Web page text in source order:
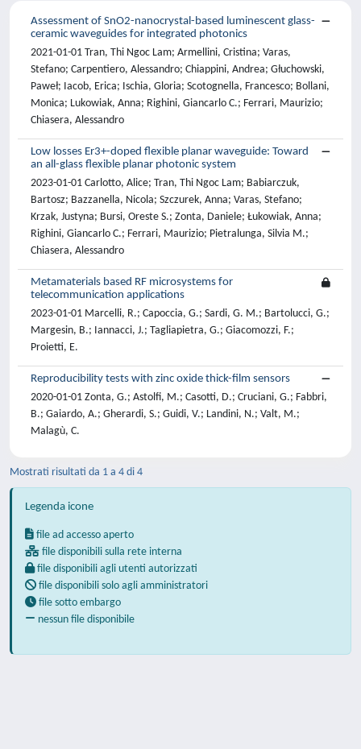
Assessment of SnO2-nanocrystal-based luminescent glass-
ceramic waveguides for integrated photonics
2021-01-01 Tran, Thi Ngoc Lam; Armellini, Cristina; Varas,
Stefano; Carpentiero, Alessandro; Chiappini, Andrea; Głuchowski,
Paweł; Iacob, Erica; Ischia, Gloria; Scotognella, Francesco; Bollani,
Monica; Lukowiak, Anna; Righini, Giancarlo C.; Ferrari, Maurizio;
Chiasera, Alessandro
Low losses Er3+-doped flexible planar waveguide: Toward
an all-glass flexible planar photonic system
2023-01-01 Carlotto, Alice; Tran, Thi Ngoc Lam; Babiarczuk,
Bartosz; Bazzanella, Nicola; Szczurek, Anna; Varas, Stefano;
Krzak, Justyna; Bursi, Oreste S.; Zonta, Daniele; Łukowiak, Anna;
Righini, Giancarlo C.; Ferrari, Maurizio; Pietralunga, Silvia M.;
Chiasera, Alessandro
Metamaterials based RF microsystems for
telecommunication applications
2023-01-01 Marcelli, R.; Capoccia, G.; Sardi, G. M.; Bartolucci, G.;
Margesin, B.; Iannacci, J.; Tagliapietra, G.; Giacomozzi, F.;
Proietti, E.
Reproducibility tests with zinc oxide thick-film sensors
2020-01-01 Zonta, G.; Astolfi, M.; Casotti, D.; Cruciani, G.; Fabbri,
B.; Gaiardo, A.; Gherardi, S.; Guidi, V.; Landini, N.; Valt, M.;
Malagù, C.
Mostrati risultati da 1 a 4 di 4
Legenda icone
file ad accesso aperto
file disponibili sulla rete interna
file disponibili agli utenti autorizzati
file disponibili solo agli amministratori
file sotto embargo
nessun file disponibile